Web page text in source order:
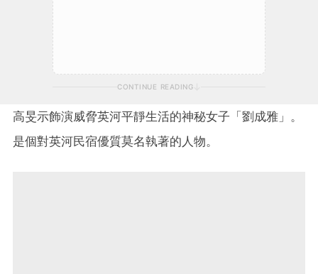
CONTINUE READING
高旻示飾演威脅英河平靜生活的神秘女子「劉成雅」。
是個對英河民宿優質莫名執著的人物。